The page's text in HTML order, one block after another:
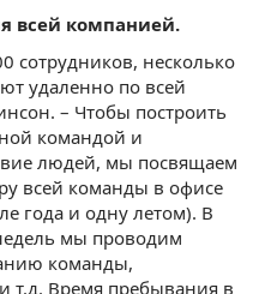
всей компанией.
сотрудников, несколько
удаленно по всей
– Чтобы построить
командой и
людей, мы посвящаем
всей команды в офисе
года и одну летом). В
мы проводим
команды,
т.д. Время пребывания в